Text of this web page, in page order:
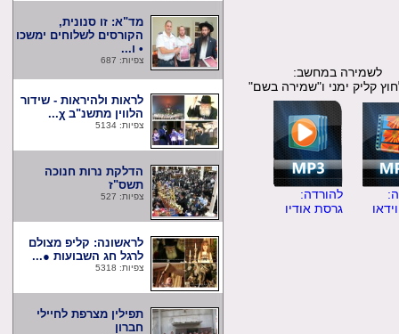
במחשב:
קליק ימני ו"שמירה בשם"
להורדה:
גרסת אודיו
מד"א: זו סנונית,
הקורסים לשלוחים ימשכו
• ו...
צפיות: 687
לראות ולהיראות - שידור
הלווין מתשנ"ב χ...
צפיות: 5134
הדלקת נרות חנוכה
תשס"ז
צפיות: 527
לראשונה: קליפ מצולם
לרגל חג השבועות ●...
צפיות: 5318
תפילין מצרפת לחיילי
חברון